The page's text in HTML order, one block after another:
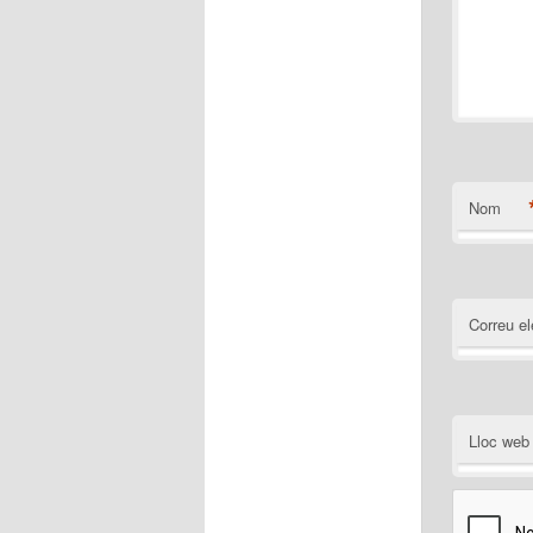
Nom
Correu
Lloc web